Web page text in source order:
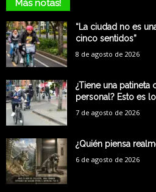
Más notas!
“La ciudad no es
cinco sentidos”
8 de agosto de 2026
¿Tiene una
personal? Esto es
7 de agosto de 2026
¿Quién piensa
6 de agosto de 2026